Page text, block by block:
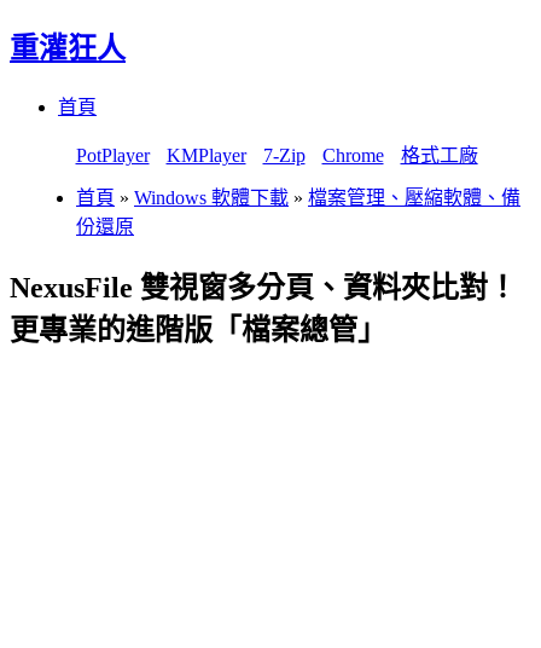
重灌狂人
首頁
PotPlayer KMPlayer 7-Zip Chrome 格式工廠
首頁 » Windows 軟體下載 » 檔案管理、壓縮軟體、備
份還原
NexusFile 雙視窗多分頁、資料夾比對！
更專業的進階版「檔案總管」